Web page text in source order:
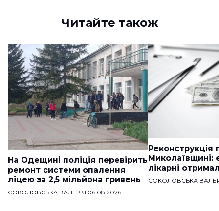
Читайте також
На Одещині поліція перевірить
ремонт системи опалення
ліцею за 2,5 мільйона гривень
СОКОЛОВСЬКА ВАЛЕРІЯ|06.08.2026
Реконструкція
Миколаївщині:
лікарні
СОКОЛОВСЬКА